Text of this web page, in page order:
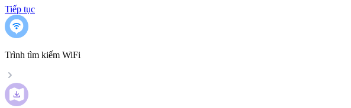
Tiếp tục
Trình tìm kiếm WiFi